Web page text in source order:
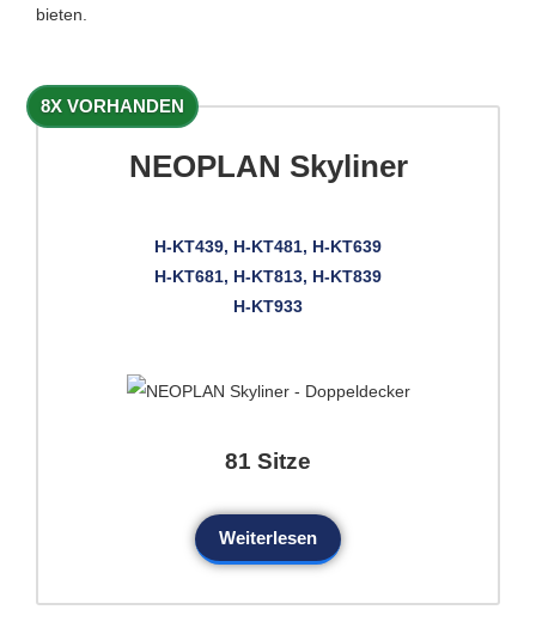
bieten.
8X VORHANDEN
NEOPLAN Skyliner
H-KT439, H-KT481, H-KT639
H-KT681, H-KT813, H-KT839
H-KT933
81 Sitze
Weiterlesen